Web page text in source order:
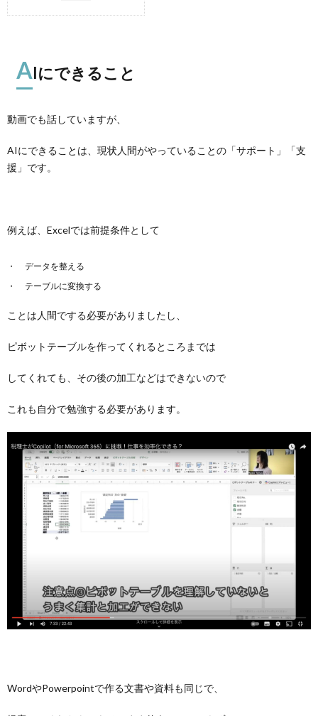
AIにできること
動画でも話していますが、
AIにできることは、現状人間がやっていることの「サポート」「支
援」です。
例えば、Excelでは前提条件として
データを整える
テーブルに変換する
ことは人間でする必要がありましたし、
ピボットテーブルを作ってくれるところまでは
してくれても、その後の加工などはできないので
これも自分で勉強する必要があります。
WordやPowerpointで作る文書や資料も同じで、